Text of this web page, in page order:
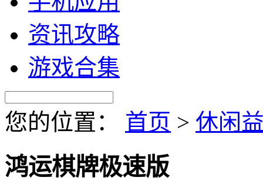
资讯攻略
游戏合集
您的位置： 首页 > 休闲
鸿运棋牌极速版